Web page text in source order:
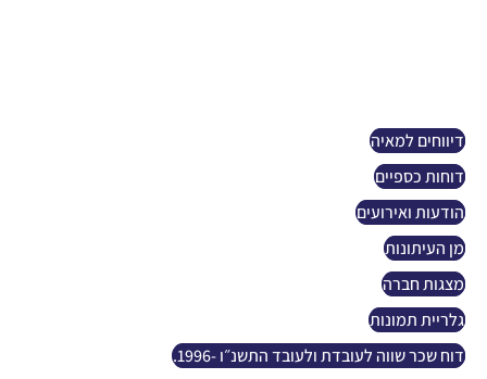
דיווחים למאיה
דוחות כספיים
הודעות ואירועים
מן העיתונות
מצגות חברה
גלריית תמונות
דוח שכר שווה לעובדת ולעובד התשנ״ו -1996.